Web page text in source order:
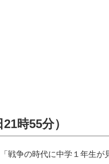
時55分）
戦争の時代に中学１年生が